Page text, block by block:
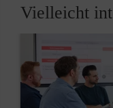
Vielleicht